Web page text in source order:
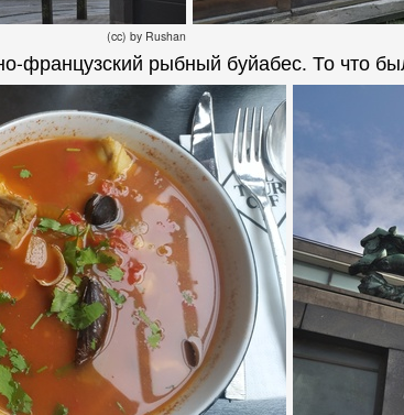
(cc) by Rushan
французский рыбный буйабес. То что